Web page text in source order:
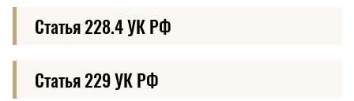
Статья 228.4 УК РФ
Статья 229 УК РФ